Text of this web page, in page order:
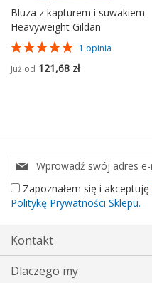
Bluza z kapturem i suwakiem
Heavyweight Gildan
Ocena:
1 opinia
Już od 121,68 zł
Subskrybuj
nasz
newsletter:
Zapoznałem się i akceptuję
Politykę Prywatności Sklepu.
Kontakt
Dlaczego my